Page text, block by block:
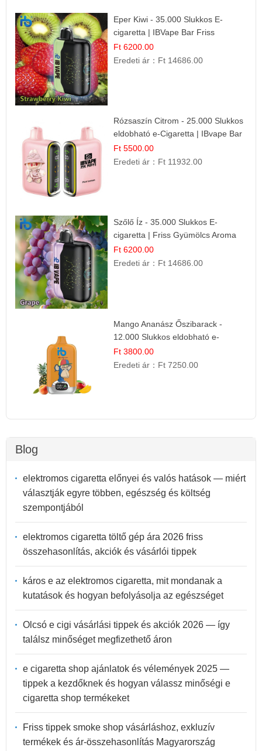
Eper Kiwi - 35.000 Slukkos E-
cigaretta | IBVape Bar Friss
Gyümölcs Ízek
Ft 6200.00
Eredeti ár： Ft 14686.00
Rózsaszín Citrom - 25.000 Slukkos
eldobható e-Cigaretta | IBvape Bar
Ft 5500.00
Eredeti ár： Ft 11932.00
Szőlő Íz - 35.000 Slukkos E-
cigaretta | Friss Gyümölcs Aroma
Ft 6200.00
Eredeti ár： Ft 14686.00
Mango Ananász Őszibarack -
12.000 Slukkos eldobható e-
Cigaretta
Ft 3800.00
Eredeti ár： Ft 7250.00
Blog
elektromos cigaretta előnyei és valós hatások — miért
választják egyre többen, egészség és költség
szempontjából
elektromos cigaretta töltő gép ára 2026 friss
összehasonlítás, akciók és vásárlói tippek
káros e az elektromos cigaretta, mit mondanak a
kutatások és hogyan befolyásolja az egészséget
Olcsó e cigi vásárlási tippek és akciók 2026 — így
találsz minőséget megfizethető áron
e cigaretta shop ajánlatok és vélemények 2025 —
tippek a kezdőknek és hogyan válassz minőségi e
cigaretta shop termékeket
Friss tippek smoke shop vásárláshoz, exkluzív
termékek és ár-összehasonlítás Magyarország